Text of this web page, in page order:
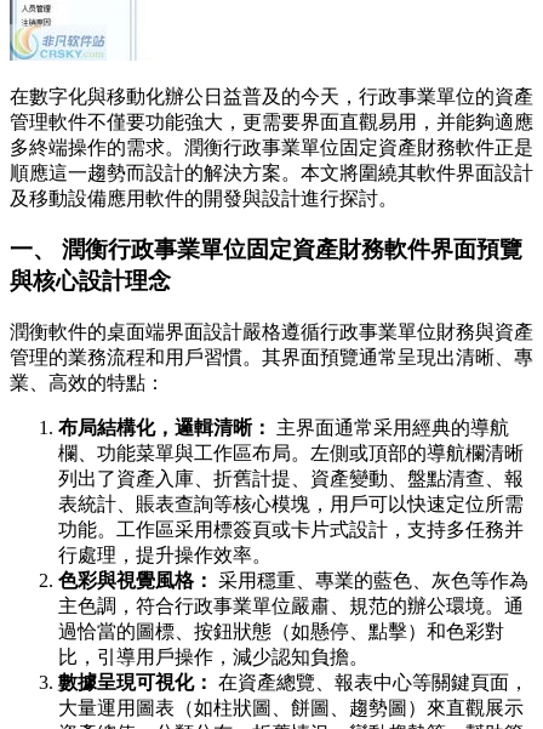
在數字化與移動化辦公日益普及的今天，行政事業單位的資產
管理軟件不僅要功能強大，更需要界面直觀易用，并能夠適應
多終端操作的需求。潤衡行政事業單位固定資產財務軟件正是
順應這一趨勢而設計的解決方案。本文將圍繞其軟件界面設計
及移動設備應用軟件的開發與設計進行探討。
一、 潤衡行政事業單位固定資產財務軟件界面預覽
與核心設計理念
潤衡軟件的桌面端界面設計嚴格遵循行政事業單位財務與資產
管理的業務流程和用戶習慣。其界面預覽通常呈現出清晰、專
業、高效的特點：
布局結構化，邏輯清晰：
主界面通常采用經典的導航
欄、功能菜單與工作區布局。左側或頂部的導航欄清晰
列出了資產入庫、折舊計提、資產變動、盤點清查、報
表統計、賬表查詢等核心模塊，用戶可以快速定位所需
功能。工作區采用標簽頁或卡片式設計，支持多任務并
行處理，提升操作效率。
色彩與視覺風格： 采用穩重、專業的藍色、灰色等作為
主色調，符合行政事業單位嚴肅、規范的辦公環境。通
過恰當的圖標、按鈕狀態（如懸停、點擊）和色彩對
比，引導用戶操作，減少認知負擔。
數據呈現可視化： 在資產總覽、報表中心等關鍵頁面，
大量運用圖表（如柱狀圖、餅圖、趨勢圖）來直觀展示